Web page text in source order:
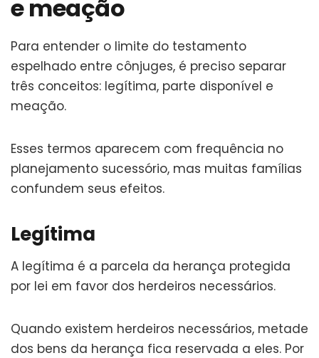
e meação
Para entender o limite do testamento
espelhado entre cônjuges, é preciso separar
três conceitos: legítima, parte disponível e
meação.
Esses termos aparecem com frequência no
planejamento sucessório, mas muitas famílias
confundem seus efeitos.
Legítima
A legítima é a parcela da herança protegida
por lei em favor dos herdeiros necessários.
Quando existem herdeiros necessários, metade
dos bens da herança fica reservada a eles. Por